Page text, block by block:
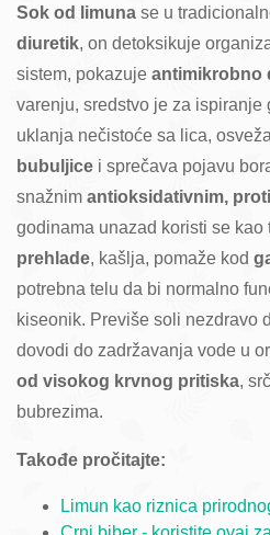
Sok od limuna se u
diuretik, on detoksikuje
sistem, pokazuje antimikrobno
varenju, sredstvo je za ispiranje
uklanja nečistoće sa lica,
bubuljice i sprečava pojavu
snažnim antioksidativnim,
godinama unazad koristi se
prehlade, kašlja, pomaže kod
potrebna telu da bi normalno
kiseonik. Previše soli nezdravo
dovodi do zadržavanja vode u
od visokog krvnog pritiska,
bubrezima.
Takođe pročitajte:
Limun kao riznica